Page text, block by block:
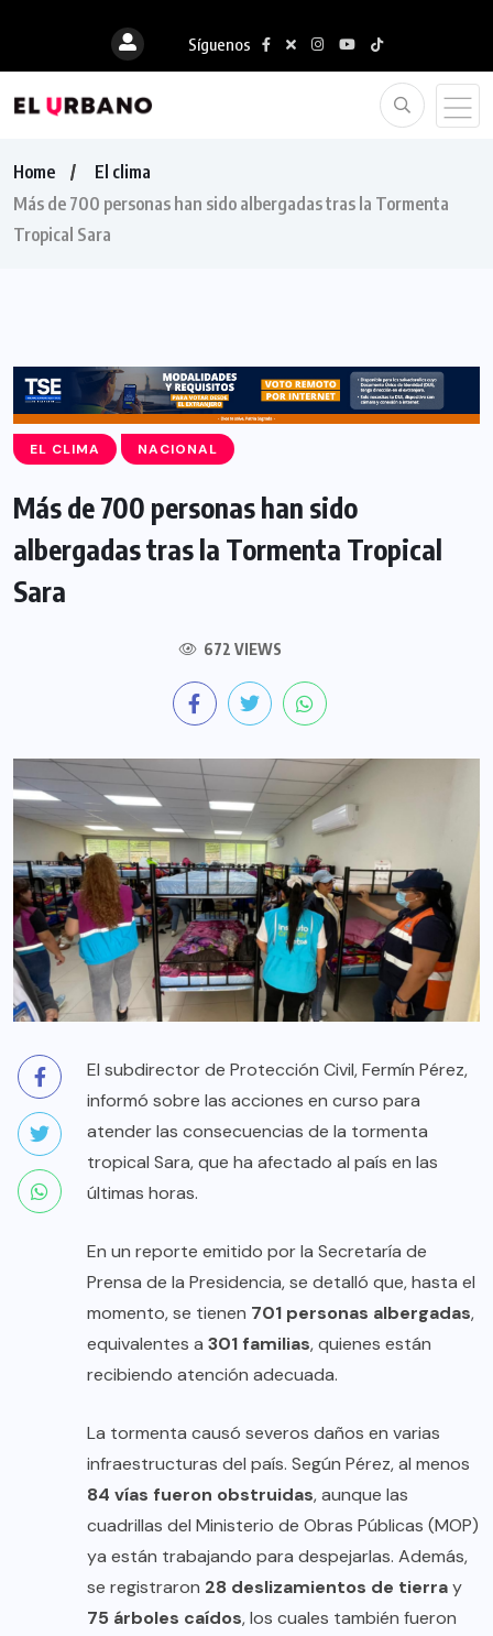
Síguenos
Home
El clima
Más de 700 personas han sido albergadas tras la Tormenta
Tropical Sara
EL CLIMA NACIONAL
Más de 700 personas han sido
albergadas tras la Tormenta Tropical
Sara
672 VIEWS
El subdirector de Protección Civil, Fermín Pérez,
informó sobre las acciones en curso para
atender las consecuencias de la tormenta
tropical Sara, que ha afectado al país en las
últimas horas.
En un reporte emitido por la Secretaría de
Prensa de la Presidencia, se detalló que, hasta el
momento, se tienen 701 personas albergadas,
equivalentes a 301 familias, quienes están
recibiendo atención adecuada.
La tormenta causó severos daños en varias
infraestructuras del país. Según Pérez, al menos
84 vías fueron obstruidas, aunque las
cuadrillas del Ministerio de Obras Públicas (MOP)
ya están trabajando para despejarlas. Además,
se registraron 28 deslizamientos de tierray
75 árboles caídos, los cuales también fueron